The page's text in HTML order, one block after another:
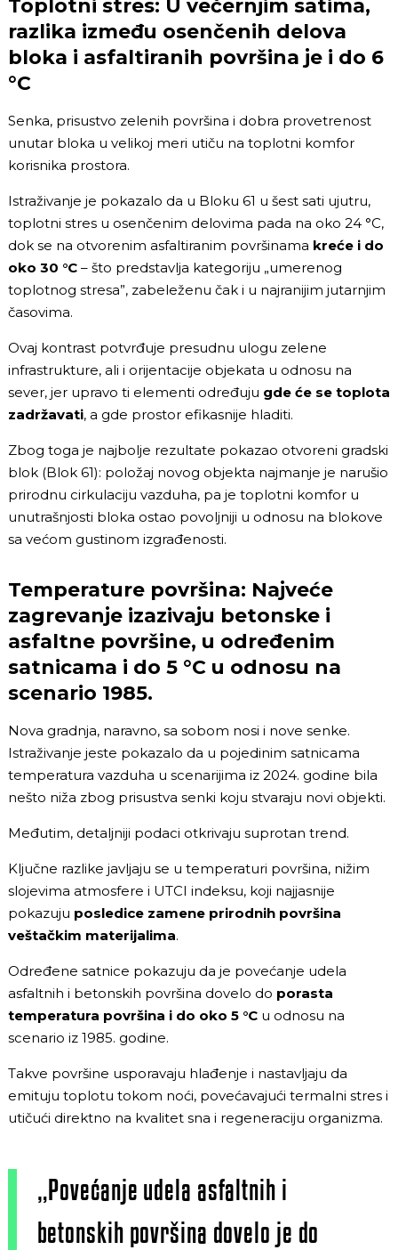
Toplotni stres: U večernjim satima,
razlika između osenčenih delova
bloka i asfaltiranih površina je i do 6
°C
Senka, prisustvo zelenih površina i dobra provetrenost
unutar bloka u velikoj meri utiču na toplotni komfor
korisnika prostora.
Istraživanje je pokazalo da u Bloku 61 u šest sati ujutru,
toplotni stres u osenčenim delovima pada na oko 24 °C,
dok se na otvorenim asfaltiranim površinama kreće i do
oko 30 °C – što predstavlja kategoriju „umerenog
toplotnog stresa”, zabeleženu čak i u najranijim jutarnjim
časovima.
Ovaj kontrast potvrđuje presudnu ulogu zelene
infrastrukture, ali i orijentacije objekata u odnosu na
sever, jer upravo ti elementi određuju gde će se toplota
zadržavati, a gde prostor efikasnije hladiti.
Zbog toga je najbolje rezultate pokazao otvoreni gradski
blok (Blok 61): položaj novog objekta najmanje je narušio
prirodnu cirkulaciju vazduha, pa je toplotni komfor u
unutrašnjosti bloka ostao povoljniji u odnosu na blokove
sa većom gustinom izgrađenosti.
Temperature površina: Najveće
zagrevanje izazivaju betonske i
asfaltne površine, u određenim
satnicama i do 5 °C u odnosu na
scenario 1985.
Nova gradnja, naravno, sa sobom nosi i nove senke.
Istraživanje jeste pokazalo da u pojedinim satnicama
temperatura vazduha u scenarijima iz 2024. godine bila
nešto niža zbog prisustva senki koju stvaraju novi objekti.
Međutim, detaljniji podaci otkrivaju suprotan trend.
Ključne razlike javljaju se u temperaturi površina, nižim
slojevima atmosfere i UTCI indeksu, koji najjasnije
pokazuju posledice zamene prirodnih površina
veštačkim materijalima.
Određene satnice pokazuju da je povećanje udela
asfaltnih i betonskih površina dovelo do porasta
temperatura površina i do oko 5 °C u odnosu na
scenario iz 1985. godine.
Takve površine usporavaju hlađenje i nastavljaju da
emituju toplotu tokom noći, povećavajući termalni stres i
utičući direktno na kvalitet sna i regeneraciju organizma.
„Povećanje udela asfaltnih i
betonskih površina dovelo je do